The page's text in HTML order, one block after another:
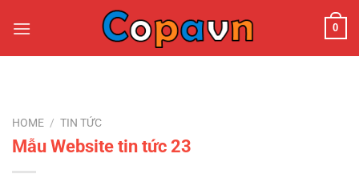
đến
0
HOME / TIN TỨC
Mẫu Website tin tức 23